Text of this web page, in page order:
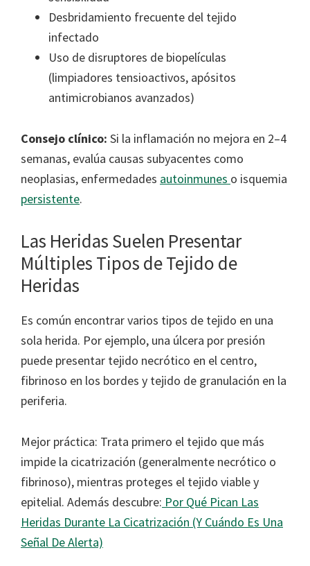
Desbridamiento frecuente del tejido
infectado
Uso de disruptores de biopelículas
(limpiadores tensioactivos, apósitos
antimicrobianos avanzados)
Consejo clínico: Si la inflamación no mejora en 2–4
semanas, evalúa causas subyacentes como
neoplasias, enfermedades autoinmunes o isquemia
persistente.
Las Heridas Suelen Presentar
Múltiples Tipos de Tejido de
Heridas
Es común encontrar varios tipos de tejido en una
sola herida. Por ejemplo, una úlcera por presión
puede presentar tejido necrótico en el centro,
fibrinoso en los bordes y tejido de granulación en la
periferia.
Mejor práctica: Trata primero el tejido que más
impide la cicatrización (generalmente necrótico o
fibrinoso), mientras proteges el tejido viable y
epitelial. Además descubre: Por Qué Pican Las
Heridas Durante La Cicatrización (Y Cuándo Es Una
Señal De Alerta)